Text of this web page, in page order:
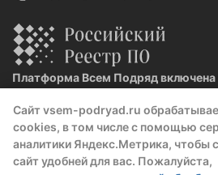
Сайт vsem-podryad.ru
cookies, в том числе с помощью
аналитики Яндекс.Метрика, чтобы
сайт удобней для вас. Пожалуйста,
Платформа Всем Подряд включена
Реестровая запись №32021 от 06.02.2026
Политика конфиденциальности